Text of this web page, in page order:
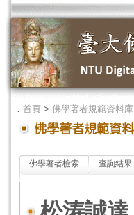
． 首頁 > 佛學著者規範資料庫
佛學著者檢索 查詢結果